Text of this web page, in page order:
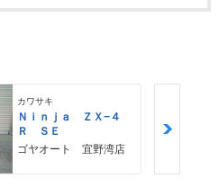
カワサキ
Ｎｉｎｊａ ＺＸ−４
Ｒ ＳＥ
ゴヤオート 宜野湾店